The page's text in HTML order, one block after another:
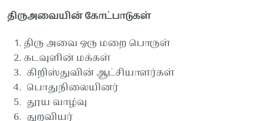
திருஅவையின் கோட்பாடுகள்
திருஅவைஒரு மறை பொருள்
கடவுளின் மக்கள்
கிறிஸ்துவின்ஆட்சியாளர்கள்
பொதுநிலையினர்
தூய வாழ்வு
துறவியர்